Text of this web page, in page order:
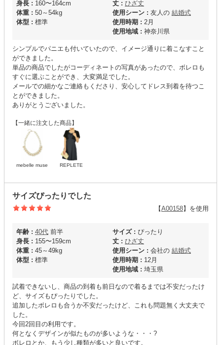
身長 : 160〜164cm
体重 : 50～54kg
体型 : 標準
丈 : ひざ丈
使用シーン : 友人の 結婚式
使用時期 : 2月
使用地域 : 神奈川県
シンプルでパニエも付いていたので、イメージ通りに着こなすこと
ができました。
単品の商品でしたがコーディネートの写真があったので、ボレロも
すぐに選ぶことができ、大変満足でした。
メールでの細かなご連絡もくださり、安心してドレス到着を待つこ
とができました。
ありがとうございました。
【一緒に注文した商品】
mebelle muse REPLETE
サイズぴったりでした
【A00158】を使用
年齢 : 40代 前半
身長 : 155〜159cm
体重 : 45～49kg
体型 : 標準
サイズ : ぴったり
丈 : ひざ丈
使用シーン : 会社の 結婚式
使用時期 : 12月
使用地域 : 埼玉県
試着できないし、商品の到着も前日なので着るまでは不安だったけ
ど、サイズもぴったりでした。
追加したボレロも合うか不安だったけど、これも問題無く大丈夫で
した。
今回2回目の利用です。
何となくデザインが似たものが多いような・・・?
ボレロとか、もう少し種類が多いと良いです。